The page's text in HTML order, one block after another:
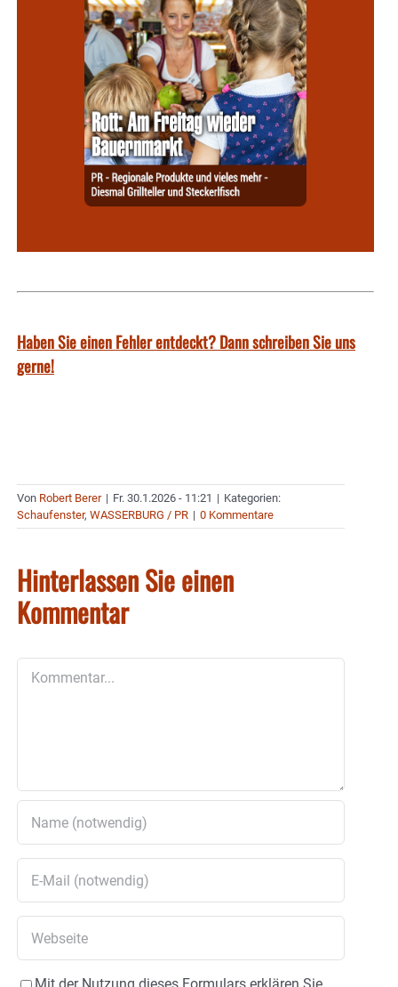
Haben Sie einen Fehler entdeckt? Dann schreiben Sie uns
gerne!
Von Robert Berer | Fr. 30.1.2026 - 11:21 | Kategorien:
Schaufenster, WASSERBURG / PR | 0 Kommentare
Hinterlassen Sie einen
Kommentar